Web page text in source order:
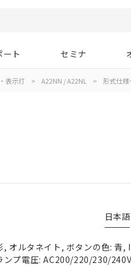
ート セミナ
表示灯 > A22NN / A22NL > 形式仕様
日本語
オルタネイト, ボタンの色: 青,
ンプ電圧: AC200/220/230/240V